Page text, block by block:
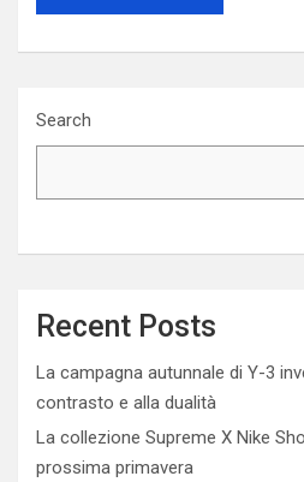
Search
Recent Posts
La campagna autunnale di Y-3
contrasto e alla dualità
La collezione Supreme X Nike
prossima primavera